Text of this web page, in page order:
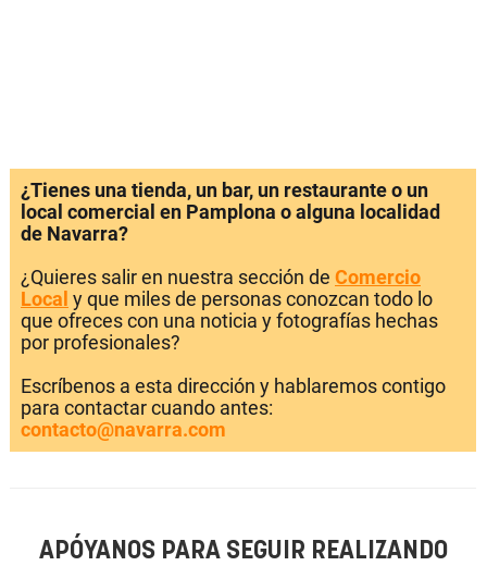
¿Tienes una tienda, un bar, un restaurante o un
local comercial en Pamplona o alguna localidad
de Navarra?
¿Quieres salir en nuestra sección de Comercio
Local y que miles de personas conozcan todo lo
que ofreces con una noticia y fotografías hechas
por profesionales?
Escríbenos a esta dirección y hablaremos contigo
para contactar cuando antes:
contacto@navarra.com
APÓYANOS PARA SEGUIR REALIZANDO